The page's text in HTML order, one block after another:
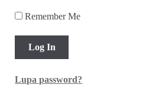
Remember Me
Lupa password?